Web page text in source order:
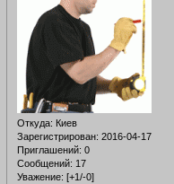
Откуда: Киев
Зарегистрирован: 2016-04-17
Приглашений: 0
Сообщений: 17
Уважение: [+1/-0]